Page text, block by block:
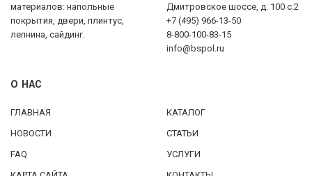
материалов: напольные
покрытия, двери, плинтус,
лепнина, сайдинг.
Дмитровское шоссе, д. 100 с.2
+7 (495) 966-13-50
8-800-100-83-15
info@bspol.ru
О НАС
ГЛАВНАЯ
КАТАЛОГ
НОВОСТИ
СТАТЬИ
FAQ
УСЛУГИ